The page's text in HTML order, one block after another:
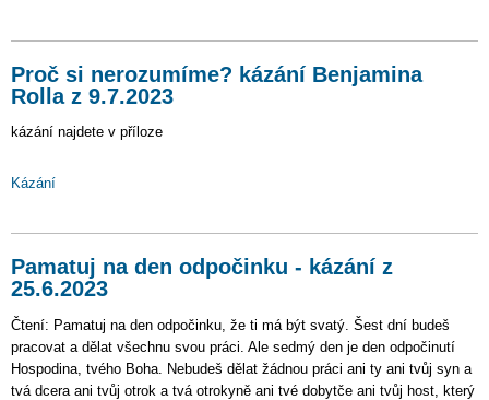
Proč si nerozumíme? kázání Benjamina
Rolla z 9.7.2023
kázání najdete v příloze
Kázání
Pamatuj na den odpočinku - kázání z
25.6.2023
Čtení: Pamatuj na den odpočinku, že ti má být svatý. Šest dní budeš
pracovat a dělat všechnu svou práci. Ale sedmý den je den odpočinutí
Hospodina, tvého Boha. Nebudeš dělat žádnou práci ani ty ani tvůj syn a
tvá dcera ani tvůj otrok a tvá otrokyně ani tvé dobytče ani tvůj host, který